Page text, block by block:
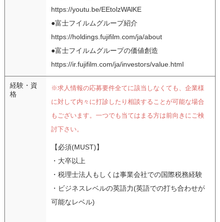
https://youtu.be/EEtolzWAlKE
●富士フイルムグループ紹介
https://holdings.fujifilm.com/ja/about
●富士フイルムグループの価値創造
https://ir.fujifilm.com/ja/investors/value.html
経験・資
格
※求人情報の応募要件全てに該当しなくても、企業様
に対して内々に打診したり相談することが可能な場合
もございます。一つでも当てはまる方は前向きにご検
討下さい。
【必須(MUST)】
・大卒以上
・税理士法人もしくは事業会社での国際税務経験
・ビジネスレベルの英語力(英語での打ち合わせが
可能なレベル)